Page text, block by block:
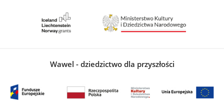
Wawel - dziedzictwo dla przyszłości